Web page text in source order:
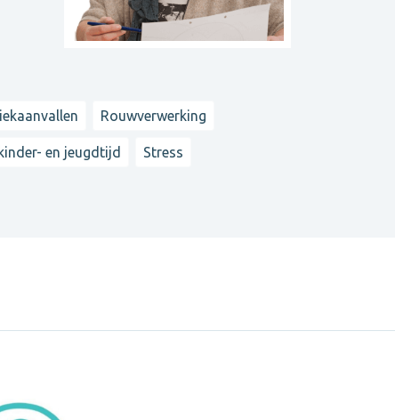
Rouwverwerking
en jeugdtijd Stress